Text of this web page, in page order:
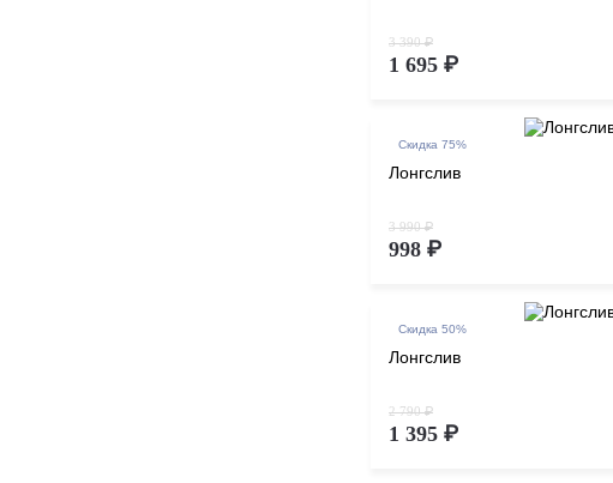
3 390 ₽
1 695 ₽
Скидка 75%
Лонгслив
3 990 ₽
998 ₽
Скидка 50%
Лонгслив
2 790 ₽
1 395 ₽